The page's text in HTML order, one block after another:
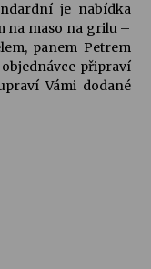
je nabídka
na maso na grilu –
panem Petrem
objednávce připraví
Vámi dodané